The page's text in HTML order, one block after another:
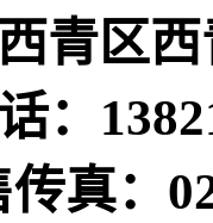
青区西
：
传真：